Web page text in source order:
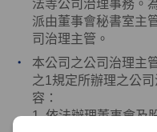
法等公司治理事務。
派由董事會秘書室主
司治理主管。
本公司之公司治理主
之1 規定所辦理之公
容：
1. 依法辦理董事會及